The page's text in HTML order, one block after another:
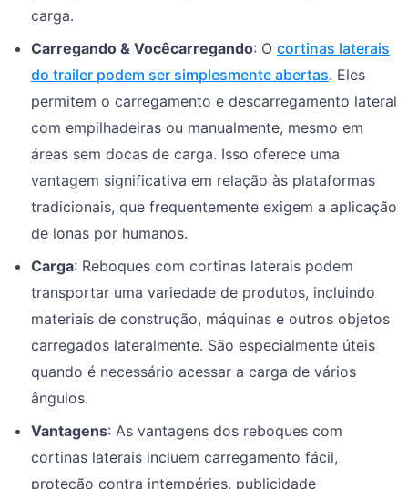
carga.
Carregando & Vocêcarregando: O cortinas laterais
do trailer podem ser simplesmente abertas. Eles
permitem o carregamento e descarregamento lateral
com empilhadeiras ou manualmente, mesmo em
áreas sem docas de carga. Isso oferece uma
vantagem significativa em relação às plataformas
tradicionais, que frequentemente exigem a aplicação
de lonas por humanos.
Carga: Reboques com cortinas laterais podem
transportar uma variedade de produtos, incluindo
materiais de construção, máquinas e outros objetos
carregados lateralmente. São especialmente úteis
quando é necessário acessar a carga de vários
ângulos.
Vantagens: As vantagens dos reboques com
cortinas laterais incluem carregamento fácil,
proteção contra intempéries, publicidade